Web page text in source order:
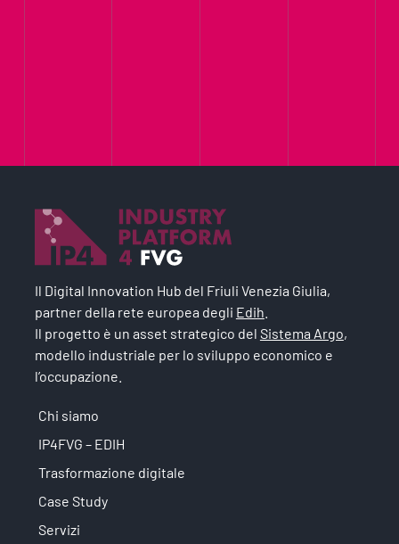
Il Digital Innovation Hub del Friuli Venezia Giulia,
partner della rete europea degli Edih
Il progetto è un asset strategico del Sistema Argo,
modello industriale per lo sviluppo economico e
l’occupazione.
Chi siamo
IP4FVG – EDIH
Trasformazione digitale
Case Study
Servizi